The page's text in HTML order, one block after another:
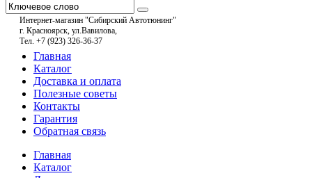
Интернет-магазин "Сибирский Автотюнинг"
г. Красноярск, ул.Вавилова,
Тел. +7 (923) 326-36-37
Главная
Каталог
Доставка и оплата
Полезные советы
Контакты
Гарантия
Обратная связь
Главная
Каталог